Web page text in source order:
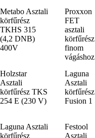
Metabo Asztali
körfűrész
TKHS 315
(4,2 DNB)
400V
Proxxon
FET
asztali
körfűrész
finom
vágáshoz
Holzstar
Asztali
körfűrész TKS
254 E (230 V)
Laguna
Asztali
körfűrész
Fusion 1
Laguna Asztali
körfűrész
Festool
Asztali